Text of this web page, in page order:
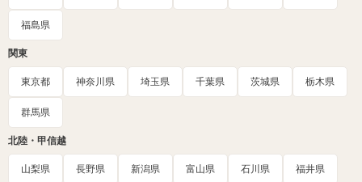
福島県
関東
東京都 神奈川県 埼玉県 千葉県 茨城県 栃木県
群馬県
北陸・甲信越
山梨県 長野県 新潟県 富山県 石川県 福井県